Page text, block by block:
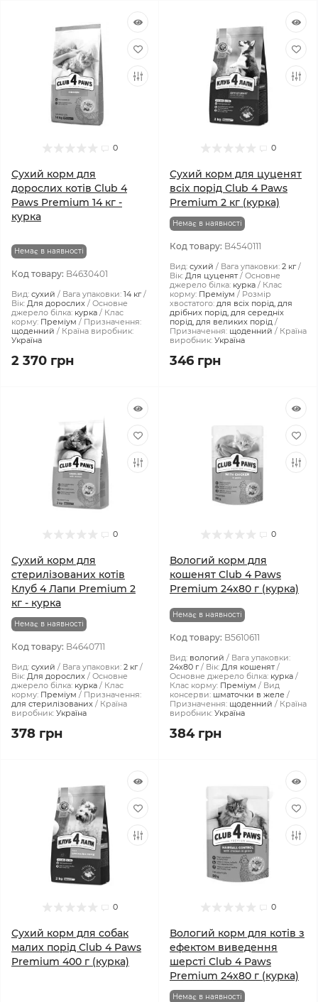
0
Сухий корм для
дорослих котів Club 4
Paws Premium 14 кг -
курка
Немає в наявності
Код товару: B4630401
Вид: сухий Вага упаковки: 14 кг
Вік: Для дорослих
Основне
джерело білка: курка
Клас
корму: Преміум
Призначення:
щоденний
Країна виробник:
Україна
2 370 грн
0
Сухий корм для цуценят
всіх порід Club 4 Paws
Premium 2 кг (курка)
Немає в наявності
Код товару: B4540111
Вид: сухий Вага упаковки: 2 кг
Вік: Для цуценят
Основне
джерело білка: курка
Клас
корму: Преміум
Розмір
хвостатого: для всіх порід, для
дрібних порід, для середніх
порід, для великих порід
Призначення: щоденний
Країна
виробник: Україна
346 грн
0
Сухий корм для
стерилізованих котів
Клуб 4 Лапи Premium 2
кг - курка
Немає в наявності
Код товару: B4640711
Вид: сухий Вага упаковки: 2 кг
Вік: Для дорослих
Основне
джерело білка: курка
Клас
корму: Преміум
Призначення:
для стерилізованих
Країна
виробник: Україна
378 грн
0
Вологий корм для
кошенят Club 4 Paws
Premium 24x80 г (курка)
Немає в наявності
Код товару: B5610611
Вид: вологий
Вага упаковки:
24x80 г
Вік: Для кошенят
Основне джерело білка: курка
Клас корму: Преміум
Вид
консерви: шматочки в желе
Призначення: щоденний
Країна
виробник: Україна
384 грн
0
Сухий корм для собак
малих порід Club 4 Paws
Premium 400 г (курка)
0
Вологий корм для котів з
ефектом виведення
шерсті Club 4 Paws
Premium 24x80 г (курка)
Немає в наявності